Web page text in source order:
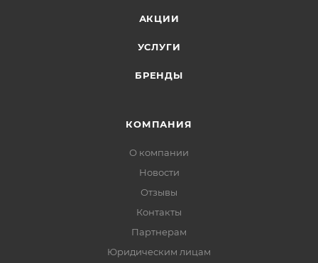
АКЦИИ
УСЛУГИ
БРЕНДЫ
КОМПАНИЯ
О компании
Новости
Отзывы
Контакты
Партнерам
Юридическим лицам